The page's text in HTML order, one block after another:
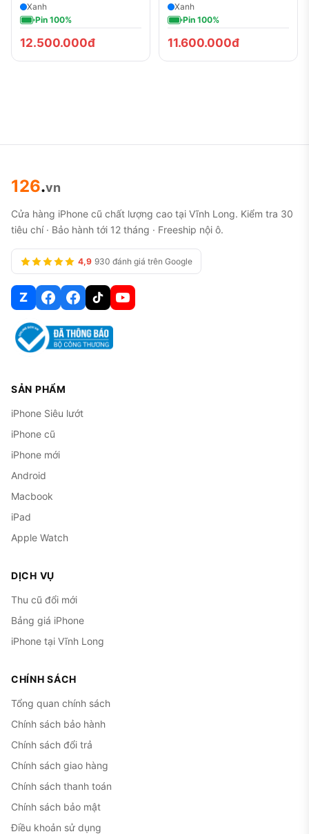
Xanh
Pin 100%
12.500.000đ
Xanh
Pin 100%
11.600.000đ
126.vn
Cửa hàng iPhone cũ chất lượng cao tại Vĩnh Long. Kiểm tra 30
tiêu chí · Bảo hành tới 12 tháng · Freeship nội ô.
4,9 930 đánh giá trên Google
Z
SẢN PHẨM
iPhone Siêu lướt
iPhone cũ
iPhone mới
Android
Macbook
iPad
Apple Watch
DỊCH VỤ
Thu cũ đổi mới
Bảng giá iPhone
iPhone tại Vĩnh Long
CHÍNH SÁCH
Tổng quan chính sách
Chính sách bảo hành
Chính sách đổi trả
Chính sách giao hàng
Chính sách thanh toán
Chính sách bảo mật
Điều khoản sử dụng